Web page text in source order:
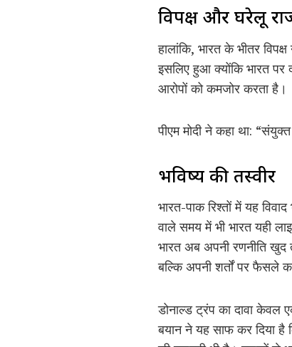
विपक्ष और घरेलू
हालांकि, भारत के भीतर
इसलिए हुआ क्योंकि भारत पर
आरोपों को कमजोर करता है।
पीएम मोदी ने कहा था:
भविष्य की तस्वीर
भारत-पाक रिश्तों में यह
वाले समय में भी भारत यही
भारत अब अपनी रणनीति खुद
बल्कि अपनी शर्तों पर फैसले
डोनाल्ड ट्रंप का दावा केवल
बयान ने यह साफ कर दिया है